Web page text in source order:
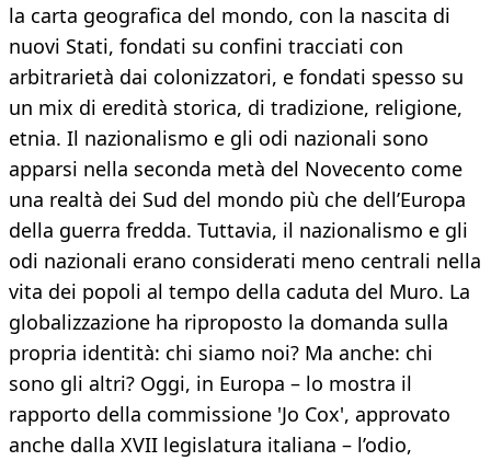
la carta geografica del mondo, con la nascita di
nuovi Stati, fondati su confini tracciati con
arbitrarietà dai colonizzatori, e fondati spesso su
un mix di eredità storica, di tradizione, religione,
etnia. Il nazionalismo e gli odi nazionali sono
apparsi nella seconda metà del Novecento come
una realtà dei Sud del mondo più che dell’Europa
della guerra fredda. Tuttavia, il nazionalismo e gli
odi nazionali erano considerati meno centrali nella
vita dei popoli al tempo della caduta del Muro. La
globalizzazione ha riproposto la domanda sulla
propria identità: chi siamo noi? Ma anche: chi
sono gli altri? Oggi, in Europa – lo mostra il
rapporto della commissione 'Jo Cox', approvato
anche dalla XVII legislatura italiana – l’odio,